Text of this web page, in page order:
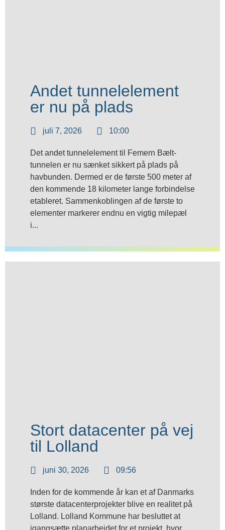
Andet tunnelelement
er nu på plads
juli 7, 2026 10:00
Det andet tunnelelement til Femern Bælt-
tunnelen er nu sænket sikkert på plads på
havbunden. Dermed er de første 500 meter af
den kommende 18 kilometer lange forbindelse
etableret. Sammenkoblingen af de første to
elementer markerer endnu en vigtig milepæl
i...
Stort datacenter på vej
til Lolland
juni 30, 2026 09:56
Inden for de kommende år kan et af Danmarks
største datacenterprojekter blive en realitet på
Lolland. Lolland Kommune har besluttet at
igangsætte planarbejdet for et projekt, hvor